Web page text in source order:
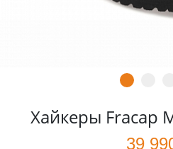
Хайкеры Fracap
39